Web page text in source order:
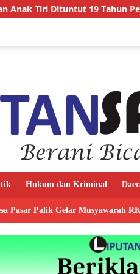
19 Tahun Penjara, Vonis
Hukum dan Kriminal
Pasar Palik Gelar Musyawarah